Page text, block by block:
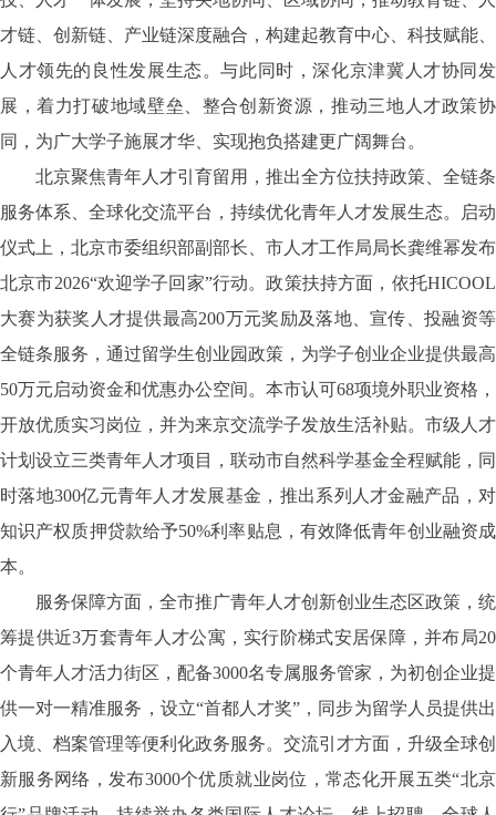
才链、创新链、产业链深度融合，构建起教育中心、科技赋能、
人才领先的良性发展生态。与此同时，深化京津冀人才协同发
展，着力打破地域壁垒、整合创新资源，推动三地人才政策协
同，为广大学子施展才华、实现抱负搭建更广阔舞台。
北京聚焦青年人才引育留用，推出全方位扶持政策、全链条
服务体系、全球化交流平台，持续优化青年人才发展生态。启动
仪式上，北京市委组织部副部长、市人才工作局局长龚维幂发布
北京市2026“欢迎学子回家”行动。政策扶持方面，依托HICOOL
大赛为获奖人才提供最高200万元奖励及落地、宣传、投融资等
全链条服务，通过留学生创业园政策，为学子创业企业提供最高
50万元启动资金和优惠办公空间。本市认可68项境外职业资格，
开放优质实习岗位，并为来京交流学子发放生活补贴。市级人才
计划设立三类青年人才项目，联动市自然科学基金全程赋能，同
时落地300亿元青年人才发展基金，推出系列人才金融产品，对
知识产权质押贷款给予50%利率贴息，有效降低青年创业融资成
本。
服务保障方面，全市推广青年人才创新创业生态区政策，统
筹提供近3万套青年人才公寓，实行阶梯式安居保障，并布局20
个青年人才活力街区，配备3000名专属服务管家，为初创企业提
供一对一精准服务，设立“首都人才奖”，同步为留学人员提供出
入境、档案管理等便利化政务服务。交流引才方面，升级全球创
新服务网络，发布3000个优质就业岗位，常态化开展五类“北京